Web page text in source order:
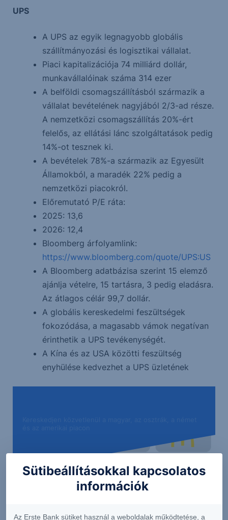
UPS
A UPS az egyik legnagyobb globális
szállítmányozási és logisztikai vállalat.
Piaci kapitalizációja 74 milliárd dollár,
munkavállalóinak száma 314 ezer
A belföldi csomagszállításból származik a
vállalat bevételének nagyjából 2/3-ad része.
A nemzetközi csomagszállítás 20%-ért
felelős, az ellátási lánc szolgáltatások pedig
14%-ot tesznek ki.
A bevételek 78%-a származik az Egyesült
Államokból, a maradék 22% pedig a
nemzetközi piacokról.
Előremutató P/E ráta:
2025: 13,6
2026: 12,4
Bloomberg árfolyamlink:
https://www.bloomberg.com/quote/UPS:US
A Bloomberg adatbázisa szerint 15 elemző
ajánlja vételre, 15 tartásra, 3 pedig eladásra.
Az átlagos célár 99,7 dollár.
A globális kereskedelmi feszültségek
fokozódása, a magasabb vámok negatívan
érinthetik a UPS tevékenységét.
A Kína és az USA közötti feszültség
enyhülése kedvezhet a UPS üzletének
Sütibeállításokkal kapcsolatos
információk
Az Erste Bank sütiket használ a weboldalak működtetése, a